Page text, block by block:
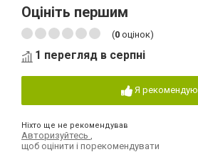
Оцініть першим
(0 оцінок)
1 перегляд в серпні
Я рекомендую
Ніхто ще не рекомендував
Авторизуйтесь
щоб оцінити і порекомендувати